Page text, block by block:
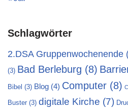
Schlagwörter
2.DSA Gruppenwochenende
(3) Bad Berleburg (8)
Bibel (3) Blog (4) Computer (8)
Buster (3) digitale Kirche (7)